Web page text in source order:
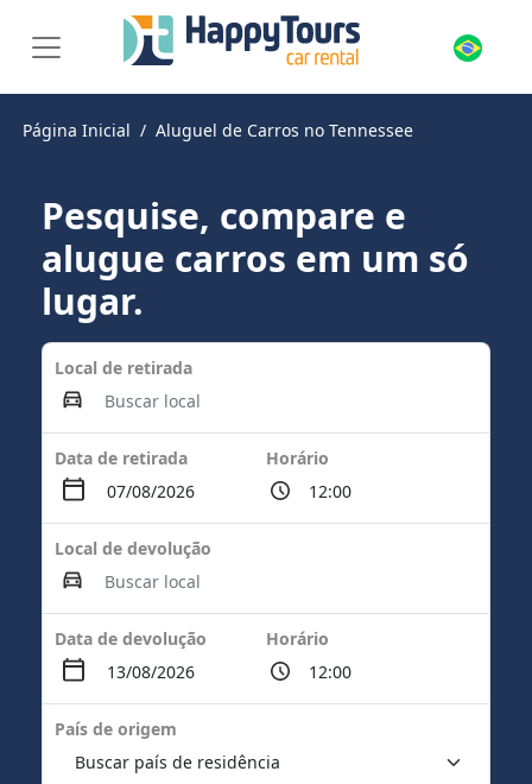
Página Inicial Aluguel de Carros no Tennessee
Pesquise, compare e
alugue carros em um só
lugar.
Local de retirada
Data de retirada Horário
Local de devolução
Data de devolução Horário
País de origem